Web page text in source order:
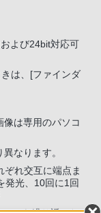
よび24bit対応可
は、[ファインダ
像は専用のパソコ
なります。
れ交互に端点ま
発光、10回に1回